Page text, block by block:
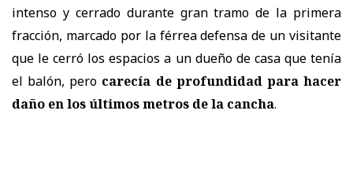
intenso y cerrado durante gran tramo de la primera
fracción, marcado por la férrea defensa de un visitante
que le cerró los espacios a un dueño de casa que tenía
el balón, pero carecía de profundidad para hacer
daño en los últimos metros de la cancha.